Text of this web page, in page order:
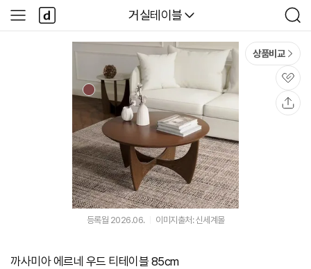
다나와
거실테이블
검
색
사
이
다
나
와
상품비교
관
심
등록월 2026.06. 이미지출처: 신세계몰
까사미아 에르네 우드 티테이블 85cm